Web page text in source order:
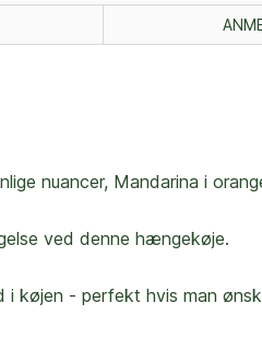
nuancer, Mandarina i
ved denne hængekøje.
køjen - perfekt hvis man